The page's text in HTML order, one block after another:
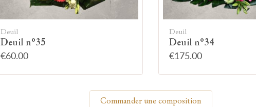
Allumez une bougie
Montrez votre soutien à la famille en allumant
symboliquement une bougie.
Deuil
Deuil n°35
€60.00
Deuil
Deuil n°34
€175.00
Commander une composition